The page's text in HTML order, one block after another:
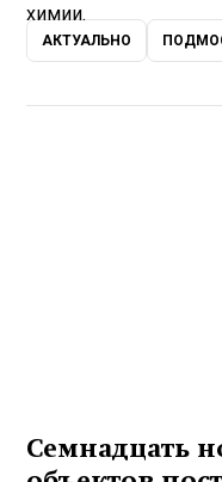
химии.
АКТУАЛЬНО
Семнадцать